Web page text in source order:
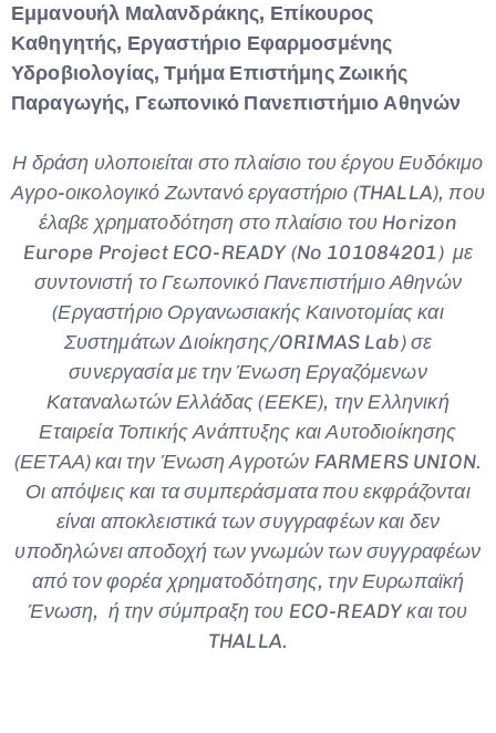
Εμμανουήλ Μαλανδράκης, Επίκουρος
Καθηγητής, Εργαστήριο Εφαρμοσμένης
Υδροβιολογίας, Τμήμα Επιστήμης Ζωικής
Παραγωγής, Γεωπονικό Πανεπιστήμιο Αθηνών
Η δράση υλοποιείται στο πλαίσιο του έργου Ευδόκιμο
Αγρο-οικολογικό Ζωντανό εργαστήριο (THALLA), που
έλαβε χρηματοδότηση στο πλαίσιο του Horizon
Europe Project ECO-READY (No 101084201) με
συντονιστή το Γεωπονικό Πανεπιστήμιο Αθηνών
(Εργαστήριο Οργανωσιακής Καινοτομίας και
Συστημάτων Διοίκησης/ORIMAS Lab) σε
συνεργασία με την Ένωση Εργαζόμενων
Καταναλωτών Ελλάδας (ΕΕΚΕ), την Ελληνική
Εταιρεία Τοπικής Ανάπτυξης και Αυτοδιοίκησης
(ΕΕΤΑΑ) και την Ένωση Αγροτών FARMERS UNION.
Οι απόψεις και τα συμπεράσματα που εκφράζονται
είναι αποκλειστικά των συγγραφέων και δεν
υποδηλώνει αποδοχή των γνωμών των συγγραφέων
από τον φορέα χρηματοδότησης, την Ευρωπαϊκή
Ένωση, ή την σύμπραξη του ECO-READY και του
THALLA.